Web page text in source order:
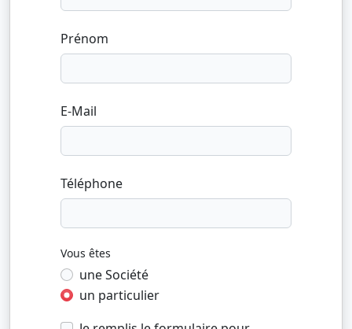
Prénom
E-Mail
Téléphone
Vous êtes
une Société
un particulier